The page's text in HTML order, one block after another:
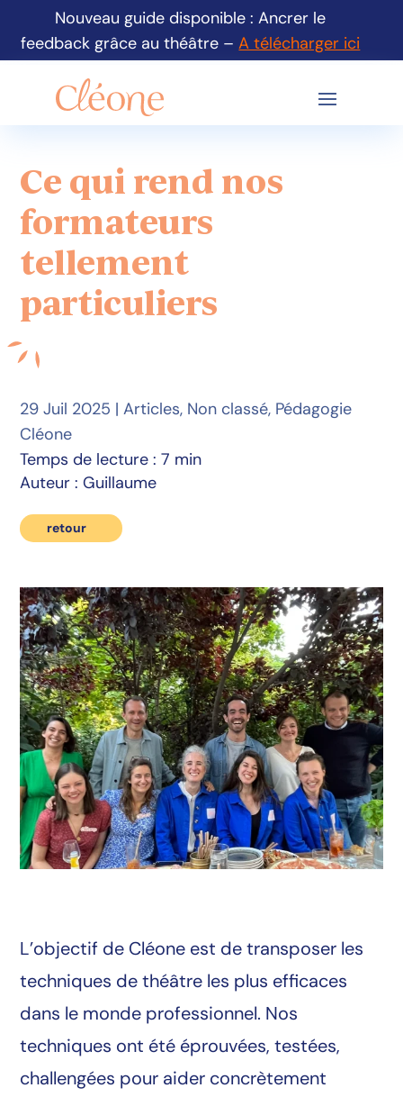
Nouveau guide disponible : Ancrer le
feedback grâce au théâtre –A télécharger ici
Ce qui rend nos
formateurs
tellement
particuliers
29 Juil 2025 |Articles, Non classé, Pédagogie
Cléone
Temps de lecture : 7 min
Auteur : Guillaume
retour
L’objectif de Cléone est de transposer les
techniques de théâtre les plus efficaces
dans le monde professionnel. Nos
techniques ont été éprouvées, testées,
challengées pour aider concrètement